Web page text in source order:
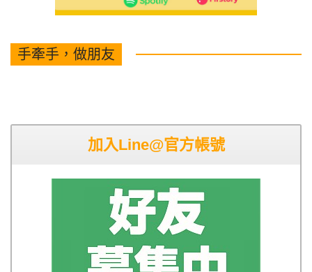
手牽手，做朋友
加入Line@官方帳號